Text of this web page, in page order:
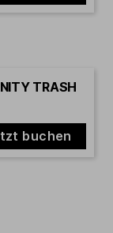
TRASH
buchen